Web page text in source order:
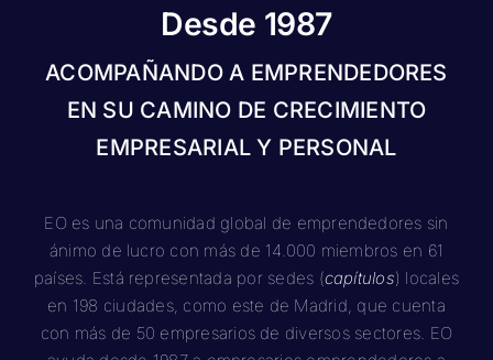
Desde 1987
ACOMPAÑANDO A EMPRENDEDORES
EN SU CAMINO DE CRECIMIENTO
EMPRESARIAL Y PERSONAL
EO es una comunidad global de emprendedores sin
ánimo de lucro con más de 14.000 miembros en 61
países. Está representada por sedes (capítulos) locales
en 198 ciudades, como este de Madrid, que cuenta
con más de 50 empresarios de diversos sectores. EO